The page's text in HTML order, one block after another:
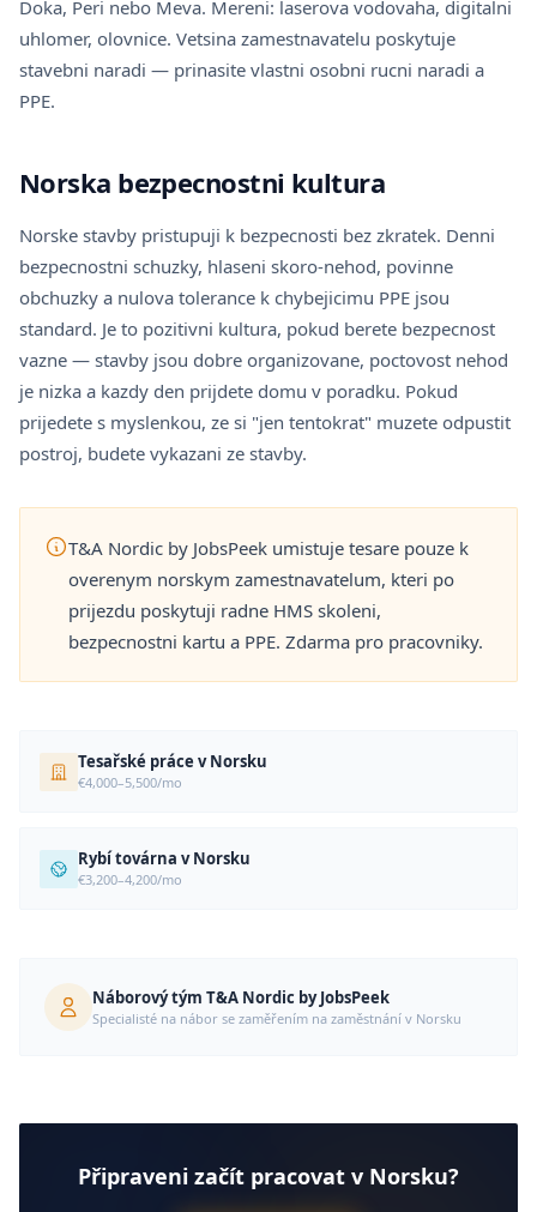
Doka, Peri nebo Meva. Mereni: laserova vodovaha, digitalni
uhlomer, olovnice. Vetsina zamestnavatelu poskytuje
stavebni naradi — prinasite vlastni osobni rucni naradi a
PPE.
Norska bezpecnostni kultura
Norske stavby pristupuji k bezpecnosti bez zkratek. Denni
bezpecnostni schuzky, hlaseni skoro-nehod, povinne
obchuzky a nulova tolerance k chybejicimu PPE jsou
standard. Je to pozitivni kultura, pokud berete bezpecnost
vazne — stavby jsou dobre organizovane, poctovost nehod
je nizka a kazdy den prijdete domu v poradku. Pokud
prijedete s myslenkou, ze si "jen tentokrat" muzete odpustit
postroj, budete vykazani ze stavby.
T&A Nordic by JobsPeek umistuje tesare pouze k
overenym norskym zamestnavatelum, kteri po
prijezdu poskytuji radne HMS skoleni,
bezpecnostni kartu a PPE. Zdarma pro pracovniky.
Tesařské práce v Norsku
€4,000–5,500/mo
Rybí továrna v Norsku
€3,200–4,200/mo
Náborový tým T&A Nordic by JobsPeek
Specialisté na nábor se zaměřením na zaměstnání v Norsku
Připraveni začít pracovat v Norsku?